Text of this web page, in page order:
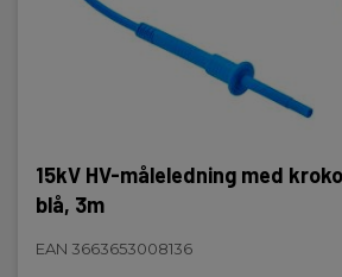
15kV HV-måleledning med
blå, 3m
EAN 3663653008136